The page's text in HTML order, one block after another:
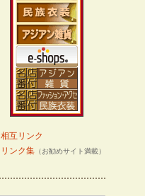
相互リンク
リンク集（お勧めサイト満載）